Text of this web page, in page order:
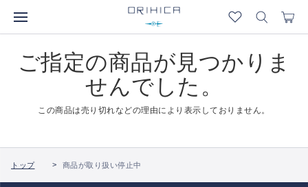
ご指定の商品が見つかりま
せんでした。
この商品は売り切れなどの理由により表示しておりません。
トップ 商品が取り扱い停止中